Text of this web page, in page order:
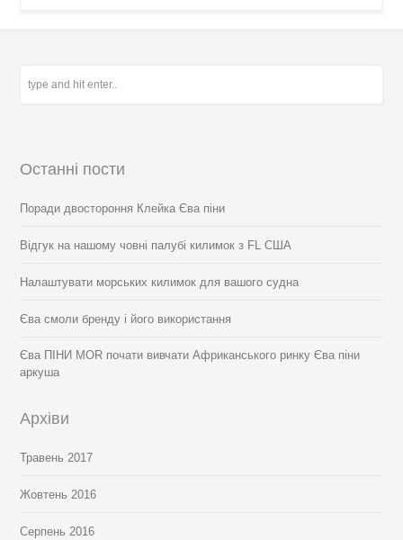
Останні пости
Поради двостороння Клейка Єва піни
Відгук на нашому човні палубі килимок з FL США
Налаштувати морських килимок для вашого судна
Єва смоли бренду і його використання
Єва ПІНИ MOR почати вивчати Африканського ринку Єва піни
аркуша
Архіви
Травень 2017
Жовтень 2016
Серпень 2016